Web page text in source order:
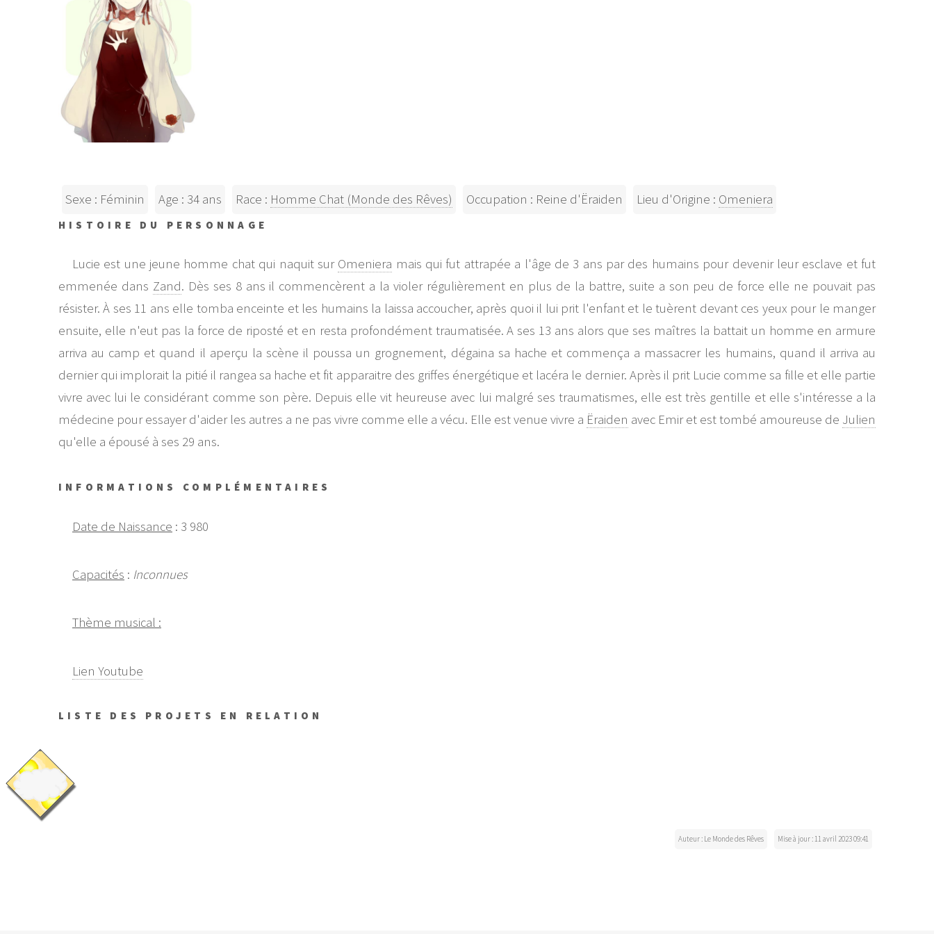
Sexe : Féminin Age : 34 ans Race : Homme Chat (Monde des Rêves) Occupation : Reine d'Ëraiden Lieu d'Origine : Omeniera
HISTOIRE DU PERSONNAGE
Lucie est une jeune homme chat qui naquit sur Omeniera mais qui fut attrapée a l'âge de 3 ans par des humains pour devenir leur esclave et fut
emmenée dans Zand. Dès ses 8 ans il commencèrent a la violer régulièrement en plus de la battre, suite a son peu de force elle ne pouvait pas
résister. À ses 11 ans elle tomba enceinte et les humains la laissa accoucher, après quoi il lui prit l'enfant et le tuèrent devant ces yeux pour le manger
ensuite, elle n'eut pas la force de riposté et en resta profondément traumatisée. A ses 13 ans alors que ses maîtres la battait un homme en armure
arriva au camp et quand il aperçu la scène il poussa un grognement, dégaina sa hache et commença a massacrer les humains, quand il arriva au
dernier qui implorait la pitié il rangea sa hache et fit apparaitre des griffes énergétique et lacéra le dernier. Après il prit Lucie comme sa fille et elle partie
vivre avec lui le considérant comme son père. Depuis elle vit heureuse avec lui malgré ses traumatismes, elle est très gentille et elle s'intéresse a la
médecine pour essayer d'aider les autres a ne pas vivre comme elle a vécu. Elle est venue vivre a Ëraiden avec Emir et est tombé amoureuse de Julien
qu'elle a épousé à ses 29 ans.
INFORMATIONS COMPLÉMENTAIRES
Date de Naissance : 3 980
Capacités : Inconnues
Thème musical :
Lien Youtube
LISTE DES PROJETS EN RELATION
Mise à jour : 11 avril 2023 09:41
Auteur : Le Monde des Rêves